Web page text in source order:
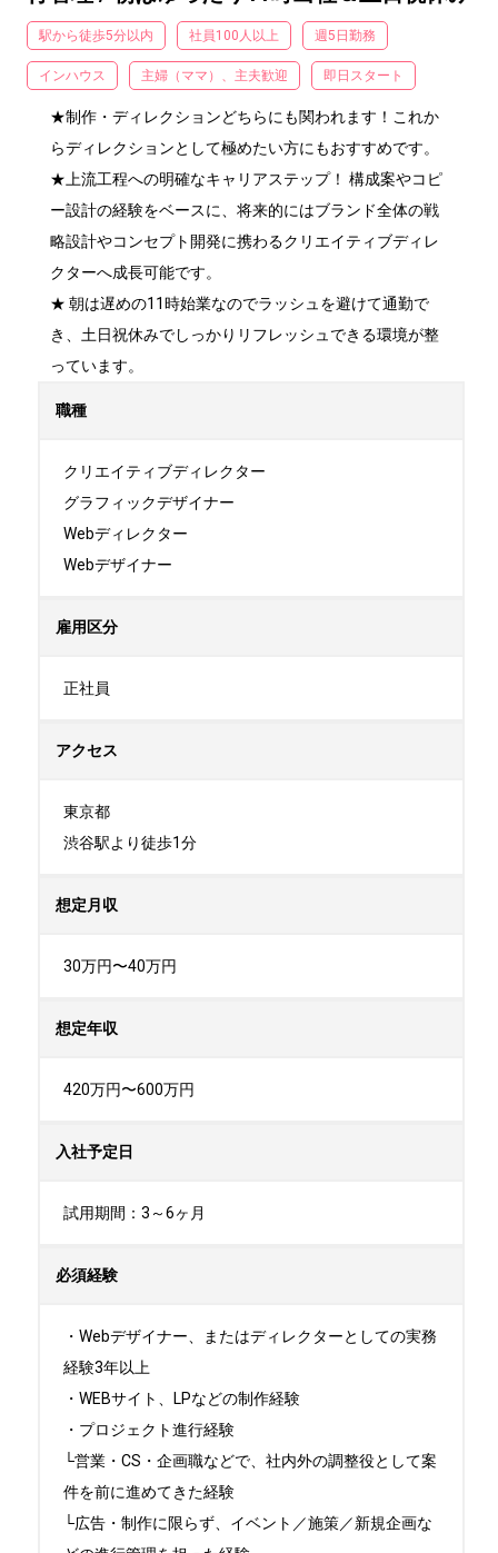
駅から徒歩5分以内 社員100人以上 週5日勤務
インハウス 主婦（ママ）、主夫歓迎 即日スタート
★制作・ディレクションどちらにも関われます！これか
らディレクションとして極めたい方にもおすすめです。
★上流工程への明確なキャリアステップ！ 構成案やコピ
ー設計の経験をベースに、将来的にはブランド全体の戦
略設計やコンセプト開発に携わるクリエイティブディレ
クターへ成長可能です。
★ 朝は遅めの11時始業なのでラッシュを避けて通勤で
き、土日祝休みでしっかりリフレッシュできる環境が整
っています。
職種
クリエイティブディレクター
グラフィックデザイナー
Webディレクター
Webデザイナー
雇用区分
正社員
アクセス
東京都
渋谷駅より徒歩1分
想定月収
30万円〜40万円
想定年収
420万円〜600万円
入社予定日
試用期間：3～6ヶ月
必須経験
・Webデザイナー、またはディレクターとしての実務
経験3年以上
・WEBサイト、LPなどの制作経験
・プロジェクト進行経験
└営業・CS・企画職などで、社内外の調整役として案
件を前に進めてきた経験
└広告・制作に限らず、イベント／施策／新規企画な